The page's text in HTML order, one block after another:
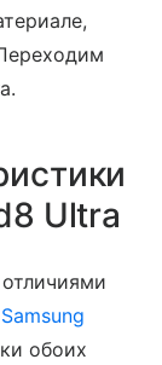
Ultra
Samsung
обоих